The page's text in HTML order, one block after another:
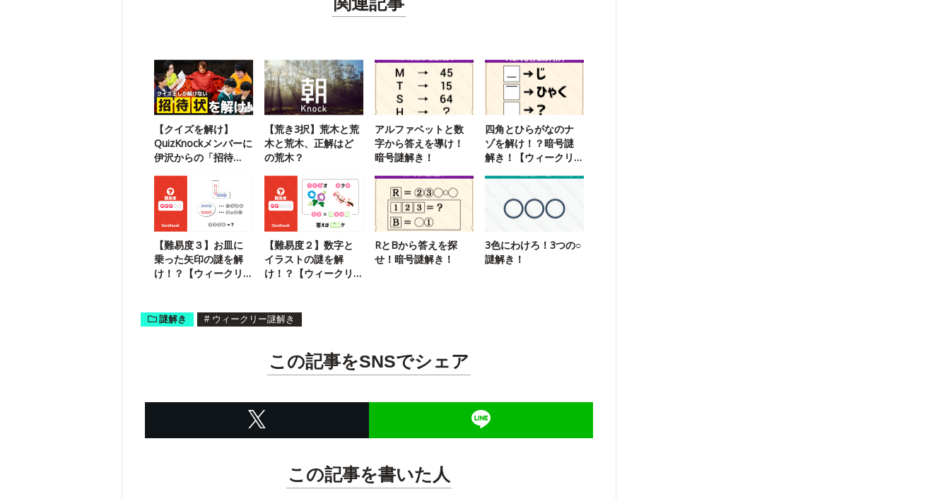
【クイズを解け】
QuizKnockメンバーに
伊沢からの「招待
【荒き3択】荒木と荒
木と荒木、正解はど
の荒木？
アルファベットと数
字から答えを導け！
暗号謎解き！
四角とひらがなのナ
ゾを解け！？暗号謎
解き！【ウィークリ
【難易度３】お皿に
乗った矢印の謎を解
け！？【ウィークリ
【難易度２】数字と
イラストの謎を解
け！？【ウィークリ
RとBから答えを探
せ！暗号謎解き！
3色にわけろ！3つの○
謎解き！
謎解き # ウィークリー謎解き
この記事をSNSでシェア
この記事を書いた人